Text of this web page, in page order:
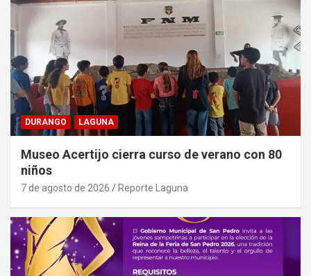
DURANGO LAGUNA
Museo Acertijo cierra curso de verano con 80
niños
7 de agosto de 2026 Reporte Laguna